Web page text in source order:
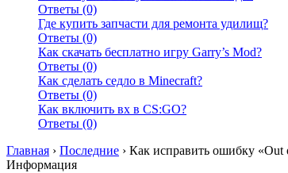
Ответы (0)
Где купить запчасти для ремонта удилищ?
Ответы (0)
Как скачать бесплатно игру Garry’s Mod?
Ответы (0)
Как сделать седло в Minecraft?
Ответы (0)
Как включить вх в CS:GO?
Ответы (0)
Главная › Последние › Как исправить ошибку «Out
Информация